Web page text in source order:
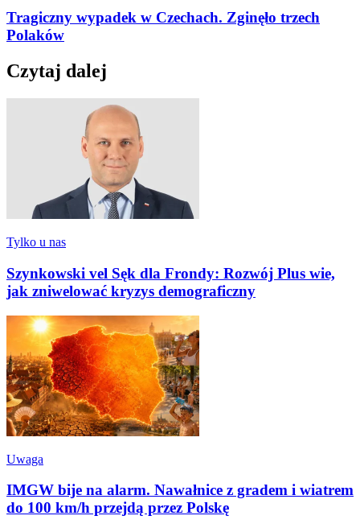
Tragiczny wypadek w Czechach. Zginęło trzech
Polaków
Czytaj dalej
Tylko u nas
Szynkowski vel Sęk dla Frondy: Rozwój Plus wie,
jak zniwelować kryzys demograficzny
Uwaga
IMGW bije na alarm. Nawałnice z gradem i wiatrem
do 100 km/h przejdą przez Polskę